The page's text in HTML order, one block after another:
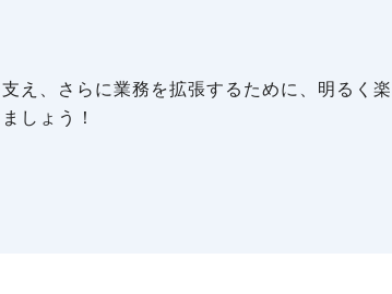
え、さらに業務を拡張するために、明るく
しょう！